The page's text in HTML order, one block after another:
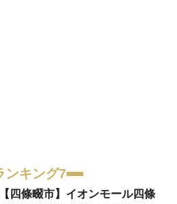
ンキング7
【四條畷市】イオンモール四條